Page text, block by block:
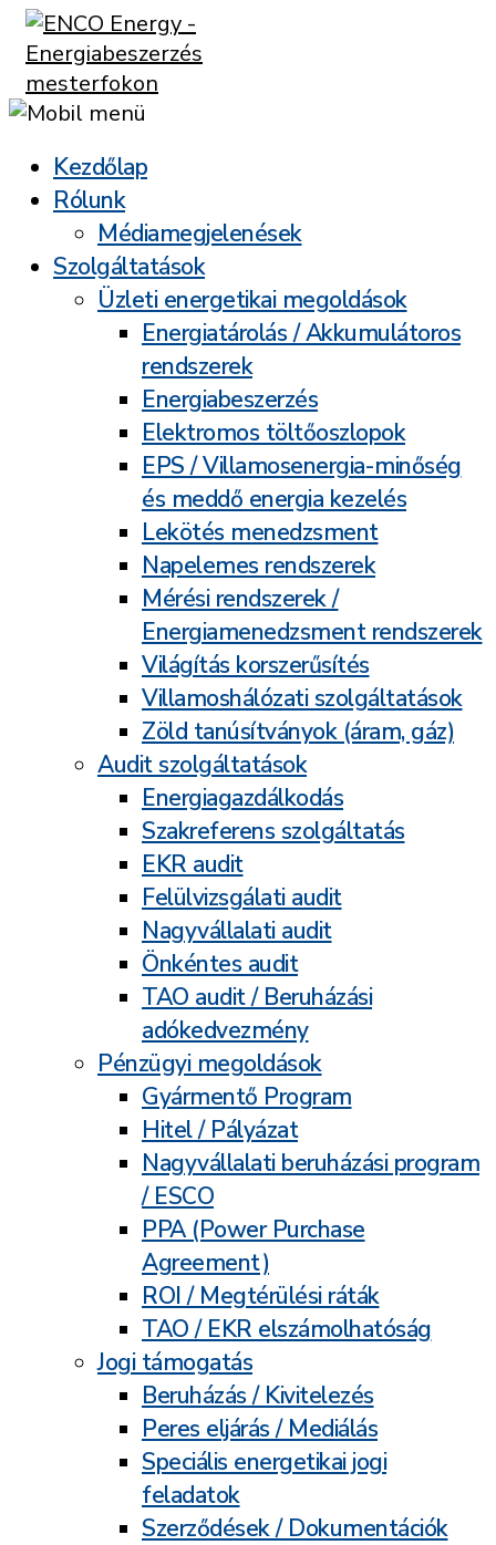
Kezdőlap
Rólunk
Médiamegjelenések
Szolgáltatások
Üzleti energetikai megoldások
Energiatárolás / Akkumulátoros
rendszerek
Energiabeszerzés
Elektromos töltőoszlopok
EPS / Villamosenergia-minőség
és meddő energia kezelés
Lekötés menedzsment
Napelemes rendszerek
Mérési rendszerek /
Energiamenedzsment rendszerek
Világítás korszerűsítés
Villamoshálózati szolgáltatások
Zöld tanúsítványok (áram, gáz)
Audit szolgáltatások
Energiagazdálkodás
Szakreferens szolgáltatás
EKR audit
Felülvizsgálati audit
Nagyvállalati audit
Önkéntes audit
TAO audit / Beruházási
adókedvezmény
Pénzügyi megoldások
Gyármentő Program
Hitel / Pályázat
Nagyvállalati beruházási program
/ ESCO
PPA (Power Purchase
Agreement)
ROI / Megtérülési ráták
TAO / EKR elszámolhatóság
Jogi támogatás
Beruházás / Kivitelezés
Peres eljárás / Mediálás
Speciális energetikai jogi
feladatok
Szerződések / Dokumentációk